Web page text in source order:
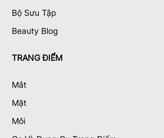
Bộ Sưu Tập
Beauty Blog
TRANG ĐIỂM
Mắt
Mặt
Môi